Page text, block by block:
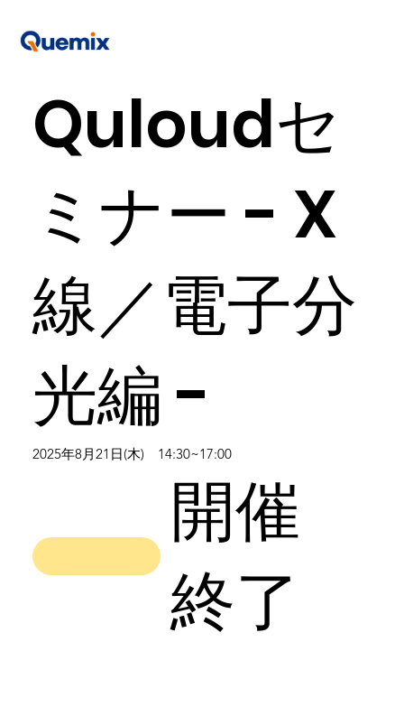
Quloudセ
ミナー - X
線／電子分
光編 -
2025年8月21日(木) 14:30~17:00
開催
終了